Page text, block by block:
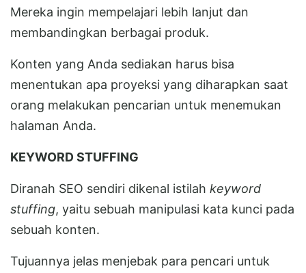
Mereka ingin mempelajari lebih lanjut dan
membandingkan berbagai produk.
Konten yang Anda sediakan harus bisa
menentukan apa proyeksi yang diharapkan saat
orang melakukan pencarian untuk menemukan
halaman Anda.
KEYWORD STUFFING
Diranah SEO sendiri dikenal istilah keyword
stuffing, yaitu sebuah manipulasi kata kunci pada
sebuah konten.
Tujuannya jelas menjebak para pencari untuk